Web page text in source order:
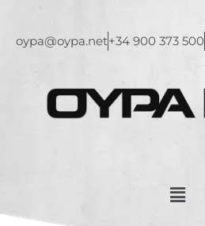
oypa@oypa.net+34 900 373 500